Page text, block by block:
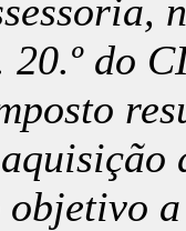
do
objetivo a